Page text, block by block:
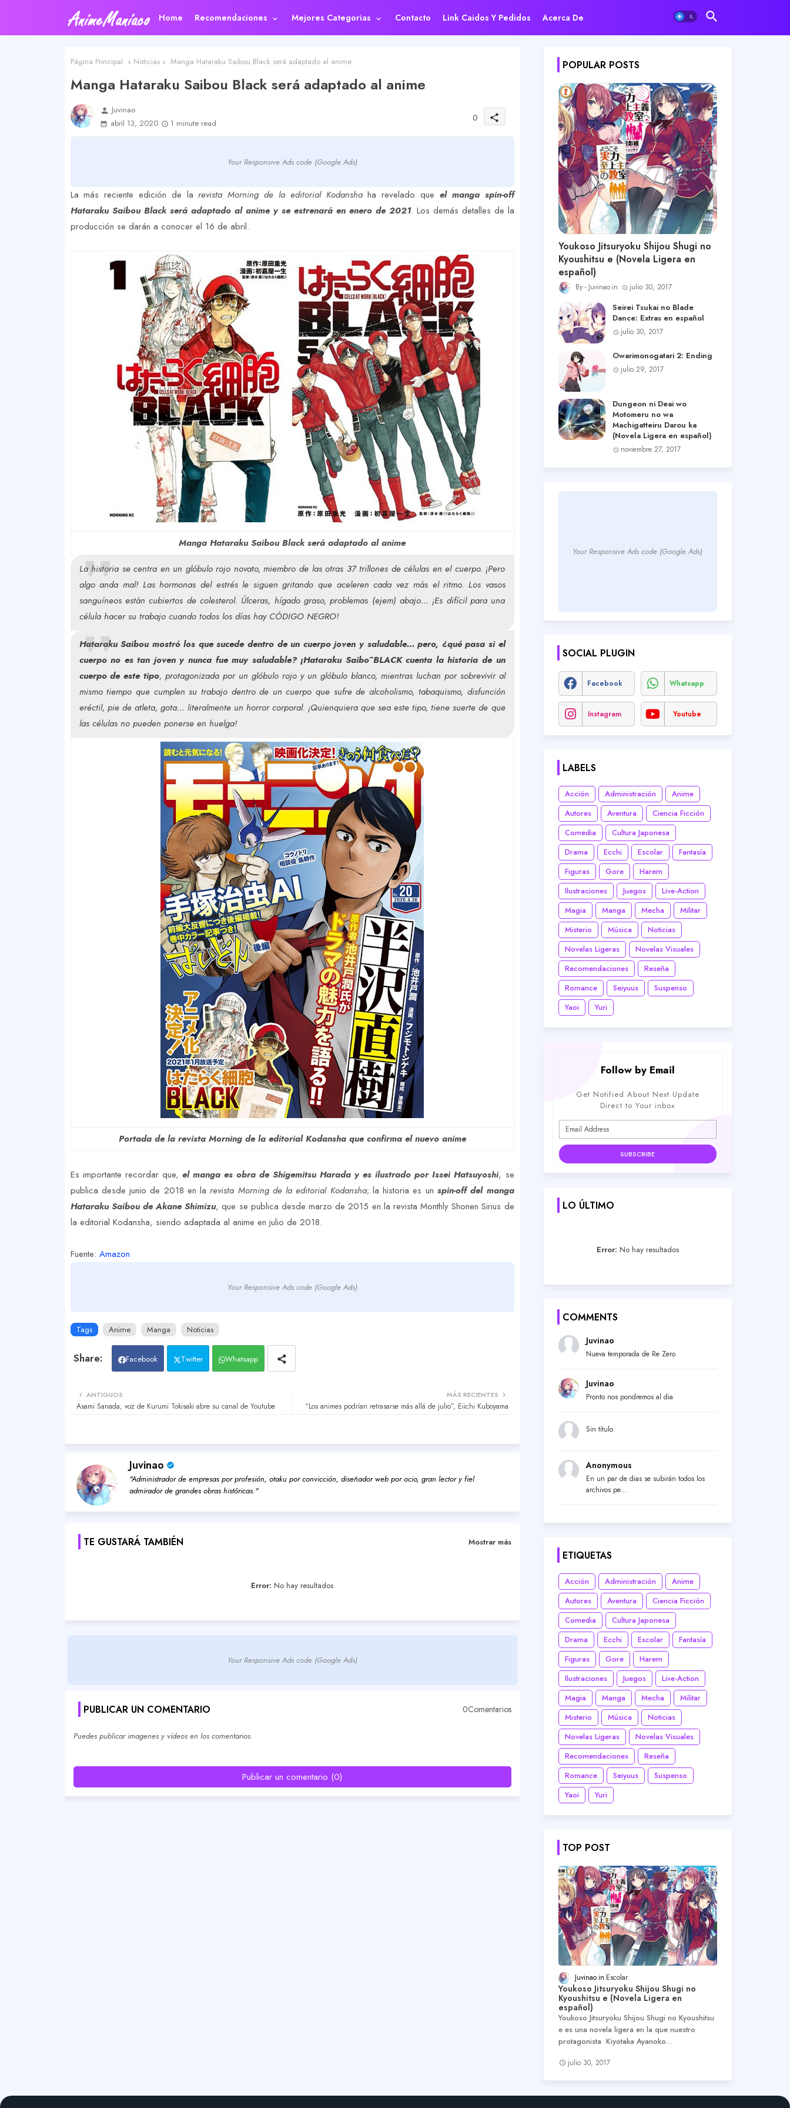
Home Recomendaciones Mejores Categorias Contacto Link Caidos Y Pedidos Acerca De
Página Principal Noticias Manga Hataraku Saibou Black será adaptado al anime
Manga Hataraku Saibou Black será adaptado al anime
person Juvinao
abril 13, 2020
1 minute read 0 share
Your Responsive Ads code (Google Ads)
La más reciente edición de la revista Morning de la editorial Kodanshaha revelado que el manga spin-off
Hataraku Saibou Black será adaptado al anime y se estrenará en enero de 2021. Los demás detalles de la
producción se darán a conocer el 16 de abril.
Manga Hataraku Saibou Black será adaptado al anime
La historia se centra en un glóbulo rojo novato, miembro de las otras 37 trillones de células en el cuerpo. ¡Pero
algo anda mal! Las hormonas del estrés le siguen gritando que aceleren cada vez más el ritmo. Los vasos
sanguíneos están cubiertos de colesterol. Úlceras, hígado graso, problemas (ejem) abajo… ¡Es difícil para una
célula hacer su trabajo cuando todos los días hay CÓDIGO NEGRO!
Hataraku Saibou mostró los que sucede dentro de un cuerpo joven y saludable… pero, ¿qué pasa si el
cuerpo no es tan joven y nunca fue muy saludable? ¡Hataraku Saibō BLACK cuenta la historia de un
cuerpo de este tipo, protagonizada por un glóbulo rojo y un glóbulo blanco, mientras luchan por sobrevivir al
mismo tiempo que cumplen su trabajo dentro de un cuerpo que sufre de alcoholismo, tabaquismo, disfunción
eréctil, pie de atleta, gota… literalmente un horror corporal. ¡Quienquiera que sea este tipo, tiene suerte de que
las células no pueden ponerse en huelga!
Portada de la revista Morning de la editorial Kodansha que confirma el nuevo anime
Es importante recordar que, el manga es obra de Shigemitsu Harada y es ilustrado por Issei Hatsuyoshi, se
publica desde junio de 2018 en la revista Morning de la editorial Kodansha; la historia es unspin-off del manga
Hataraku Saibou de Akane Shimizu, que se publica desde marzo de 2015 en la revista Monthly Shonen Sirius de
la editorial Kodansha, siendo adaptada al anime en julio de 2018.
Fuente: Amazon
Your Responsive Ads code (Google Ads)
Tags Anime Manga Noticias
Facebook Twitter Whatsapp
MÁS RECIENTES
“Los animes podrían retrasarse más allá de julio”, Eiichi Kuboyama
ANTIGUOS
Asami Sanada, voz de Kurumi Tokisaki abre su canal de Youtube
Juvinao
"Administrador de empresas por profesión, otaku por convicción, diseñador web por ocio, gran lector y fiel
admirador de grandes obras históricas."
TE GUSTARÁ TAMBIÉN Mostrar más
Error: No hay resultados
Your Responsive Ads code (Google Ads)
PUBLICAR UN COMENTARIO 0Comentarios
Puedes publicar imagenes y vídeos en los comentarios.
Publicar un comentario (0)
POPULAR POSTS
Youkoso Jitsuryoku Shijou Shugi no
Kyoushitsu e (Novela Ligera en
español)
Juvinao julio 30, 2017
Seirei Tsukai no Blade
Dance: Extras en español
julio 30, 2017
Owarimonogatari 2: Ending
julio 29, 2017
Dungeon ni Deai wo
Motomeru no wa
Machigatteiru Darou ka
(Novela Ligera en español)
noviembre 27, 2017
Your Responsive Ads code (Google Ads)
SOCIAL PLUGIN
Facebook Whatsapp
Instagram Youtube
LABELS
Acción Administración
Anime
Autores
Aventura
Ciencia Ficción
Comedia
Cultura Japonesa
Drama
Ecchi Escolar
Fantasía
Figuras
Gore
Harem
Ilustraciones
Juegos
Live-Action
Magia
Manga Mecha
Militar
Misterio
Música
Noticias
Novelas Ligeras
Novelas Visuales
Recomendaciones
Reseña
Romance
Seiyuus
Suspenso
Yaoi
Yuri
Follow by Email
Get Notified About Next Update
Direct to Your inbox
LO ÚLTIMO
Error: No hay resultados
COMMENTS
Juvinao
Nueva temporada de Re Zero
Juvinao
Pronto nos pondremos al dia
Sin título
Anonymous
En un par de dias se subirán todos los
archivos pe...
ETIQUETAS
Acción Administración
Anime
Autores
Aventura
Ciencia Ficción
Comedia
Cultura Japonesa
Drama
Ecchi Escolar
Fantasía
Figuras
Gore
Harem
Ilustraciones
Juegos
Live-Action
Magia
Manga Mecha
Militar
Misterio
Música
Noticias
Novelas Ligeras
Novelas Visuales
Recomendaciones
Reseña
Romance
Seiyuus
Suspenso
Yaoi
Yuri
TOP POST
Juvinao Escolar
Youkoso Jitsuryoku Shijou Shugi no
Kyoushitsu e (Novela Ligera en
español)
Youkoso Jitsuryoku Shijou Shugi no Kyoushitsu
e es una novela ligera en la que nuestro
protagonista Kiyotaka Ayanoko…
julio 30, 2017